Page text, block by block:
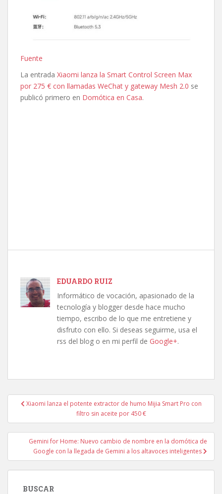
Fuente
La entrada Xiaomi lanza la Smart Control Screen Max
por 275 € con llamadas WeChat y gateway Mesh 2.0 se
publicó primero en Domótica en Casa.
EDUARDO RUIZ
Informático de vocación, apasionado de la
tecnología y blogger desde hace mucho
tiempo, escribo de lo que me entretiene y
disfruto con ello. Si deseas seguirme, usa el
rss del blog o en mi perfil de Google+.
Navegación
entradas
Xiaomi lanza el potente extractor de humo Mijia Smart Pro con
filtro sin aceite por 450 €
Gemini for Home: Nuevo cambio de nombre en la domótica de
Google con la llegada de Gemini a los altavoces inteligentes
BUSCAR